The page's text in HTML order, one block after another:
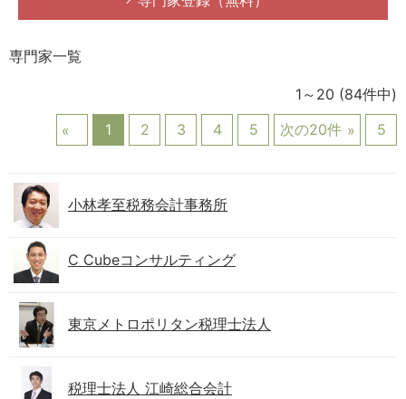
専門家一覧
1～20 (84件中)
1
2 3 4 5 次の20件 5
小林孝至税務会計事務所
C Cubeコンサルティング
東京メトロポリタン税理士法人
税理士法人 江崎総合会計